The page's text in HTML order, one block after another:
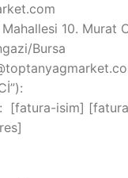
10. Murat
Bursa
[fatura-isim]